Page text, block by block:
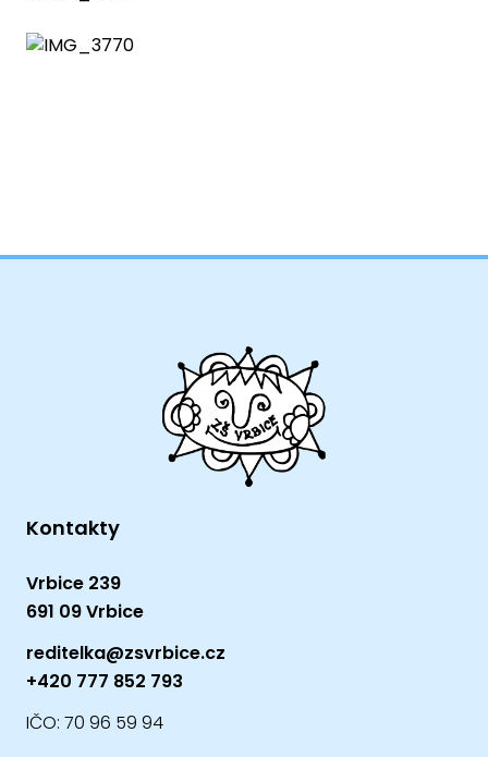
Kontakty
Vrbice 239
691 09 Vrbice
reditelka@zsvrbice.cz
+420 777 852 793
IČO: 70 96 59 94